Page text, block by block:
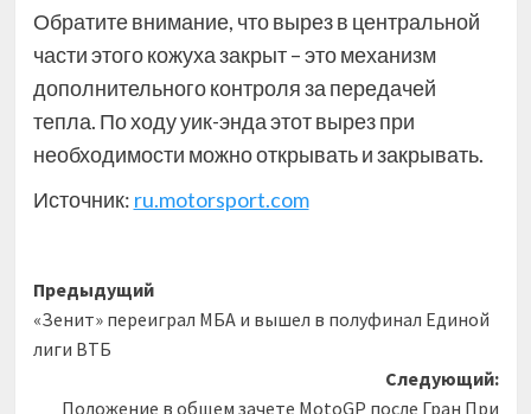
Обратите внимание, что вырез в центральной
части этого кожуха закрыт – это механизм
дополнительного контроля за передачей
тепла. По ходу уик-энда этот вырез при
необходимости можно открывать и закрывать.
Источник: ru.motorsport.com
Навигация
записи
Предыдущий
«Зенит» переиграл МБА и вышел в полуфинал Единой
лиги ВТБ
Следующий:
Положение в общем зачете MotoGP после Гран При